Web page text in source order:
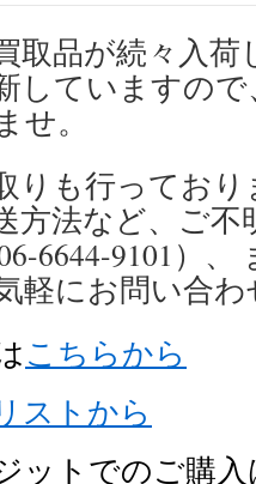
取品が続々入荷
していますの
。
りも行ってお
方法など、ご
6644-9101）、
軽にお問い合
こちらから
ストから
ットでのご購